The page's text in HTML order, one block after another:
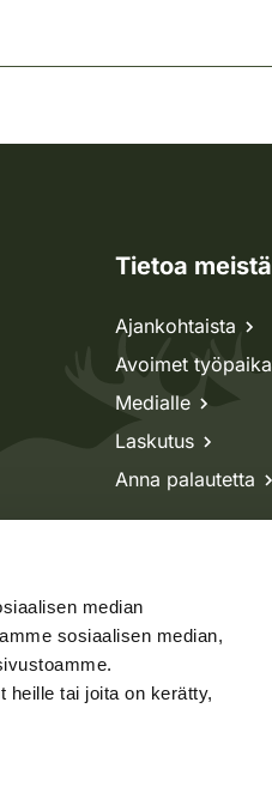
median
sosiaalisen median,
heille tai joita on kerätty,
Tietoa meistä
Ajankohtaista
Avoimet
Medialle
Laskutus
Anna palautetta